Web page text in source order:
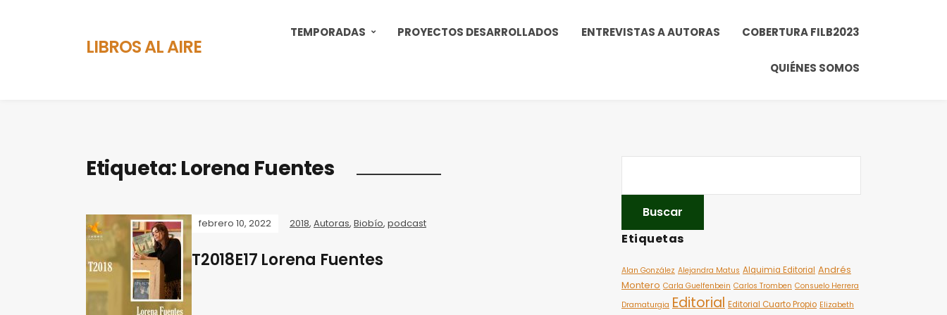
LIBROS AL AIRE
TEMPORADAS PROYECTOS DESARROLLADOS ENTREVISTAS A AUTORAS COBERTURA FILB2023
QUIÉNES SOMOS
Etiqueta: Lorena Fuentes
febrero 10, 2022 2018, Autoras, Biobío, podcast
T2018E17 Lorena Fuentes
Etiquetas
Alan González Alejandra Matus Alquimia Editorial Andrés
Montero Carla Guelfenbein Carlos Tromben Consuelo Herrera
Dramaturgia Editorial Editorial Cuarto Propio Elizabeth